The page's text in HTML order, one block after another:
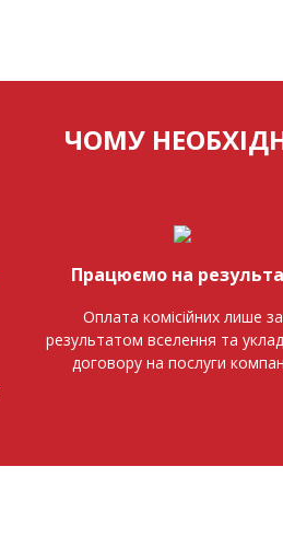
ЧОМУ
Працюємо на
Оплата комісійних лише за
результатом вселення та
договору на послуги